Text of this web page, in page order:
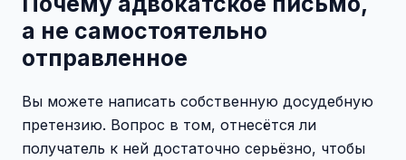
а не самостоятельно
отправленное
Вы можете написать собственную досудебную
претензию. Вопрос в том, отнесётся ли
получатель к ней достаточно серьёзно, чтобы